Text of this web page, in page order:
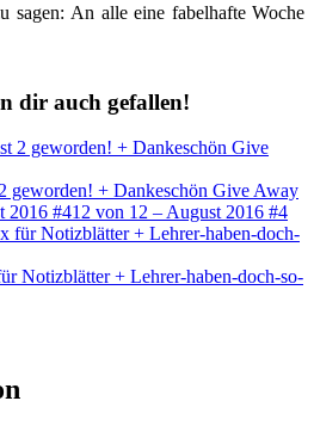
sagen: An alle eine fabelhafte Woche
dir auch gefallen!
geworden! + Dankeschön Give Away
12 von 12 – August 2016 #4
Notizblätter + Lehrer-haben-doch-so-